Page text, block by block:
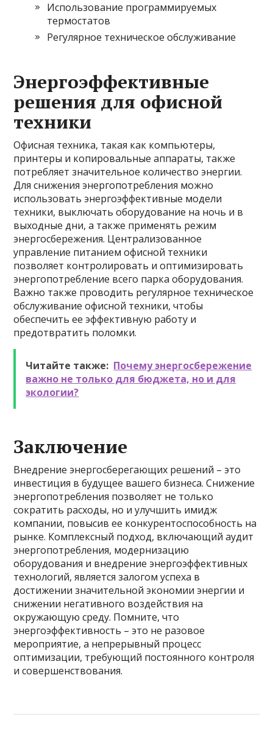
Использование программируемых
термостатов
Регулярное техническое обслуживание
Энергоэффективные
решения для офисной
техники
Офисная техника, такая как компьютеры,
принтеры и копировальные аппараты, также
потребляет значительное количество энергии.
Для снижения энергопотребления можно
использовать энергоэффективные модели
техники, выключать оборудование на ночь и в
выходные дни, а также применять режим
энергосбережения. Централизованное
управление питанием офисной техники
позволяет контролировать и оптимизировать
энергопотребление всего парка оборудования.
Важно также проводить регулярное техническое
обслуживание офисной техники, чтобы
обеспечить ее эффективную работу и
предотвратить поломки.
Читайте также: Почему энергосбережение
важно не только для бюджета, но и для
экологии?
Заключение
Внедрение энергосберегающих решений – это
инвестиция в будущее вашего бизнеса. Снижение
энергопотребления позволяет не только
сократить расходы, но и улучшить имидж
компании, повысив ее конкурентоспособность на
рынке. Комплексный подход, включающий аудит
энергопотребления, модернизацию
оборудования и внедрение энергоэффективных
технологий, является залогом успеха в
достижении значительной экономии энергии и
снижении негативного воздействия на
окружающую среду. Помните, что
энергоэффективность – это не разовое
мероприятие, а непрерывный процесс
оптимизации, требующий постоянного контроля
и совершенствования.